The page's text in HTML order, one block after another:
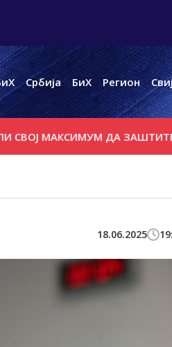
Србија БиХ Регион
ДА ЗАШТИТЕ СВЕ
18.06.2025